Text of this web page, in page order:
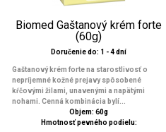
Biomed Gaštanový krém forte
(60g)
Doručenie do: 1 - 4 dní
Gaštanový krém forte na starostlivosť o
nepríjemné kožné prejavy spôsobené
kŕčovými žilami, unavenými a napätými
nohami. Cenná kombinácia bylí...
Objem: 60g
Hmotnosť pevného podielu: